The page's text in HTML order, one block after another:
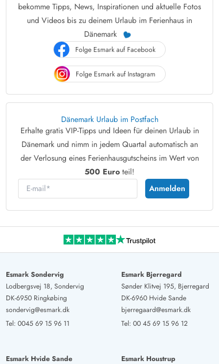
bekomme Tipps, News, Inspirationen und aktuelle Fotos
und Videos bis zu deinem Urlaub im Ferienhaus in
Dänemark
Folge Esmark auf Facebook
Folge Esmark auf Instagram
Dänemark Urlaub im Postfach
Erhalte gratis VIP-Tipps und Ideen für deinen Urlaub in
Dänemark und nimm in jedem Quartal automatisch an
der Verlosung eines Ferienhausgutscheins im Wert von
500 Euro teil!
E-mail
Anmelden
Esmark Sondervig
Lodbergsvej 18, Sondervig
DK-6950 Ringkøbing
sondervig@esmark.dk
Tel: 0045 69 15 96 11
Esmark Bjerregard
Sønder Klitvej 195, Bjerregard
DK-6960 Hvide Sande
bjerregaard@esmark.dk
Tel: 00 45 69 15 96 12
Esmark Hvide Sande
Esmark Houstrup